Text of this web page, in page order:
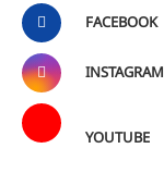
FACEBOOK
INSTAGRAM
YOUTUBE